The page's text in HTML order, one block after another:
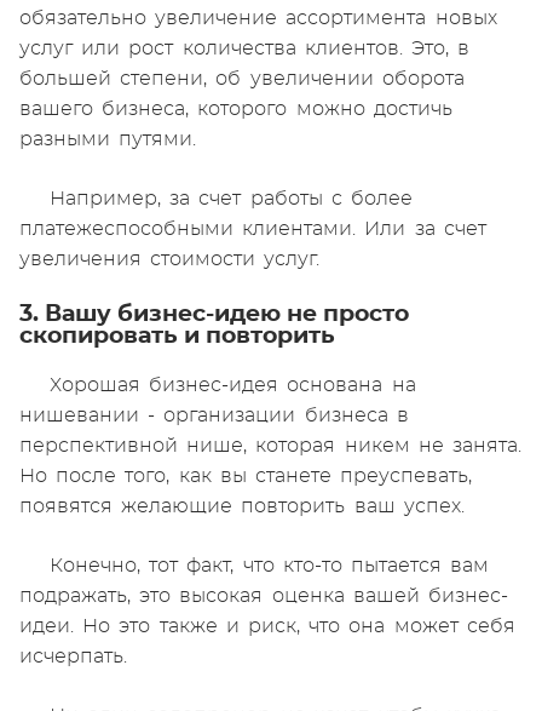
обязательно увеличение ассортимента новых
услуг или рост количества клиентов. Это, в
большей степени, об увеличении оборота
вашего бизнеса, которого можно достичь
разными путями.
Например, за счет работы с более
платежеспособными клиентами. Или за счет
увеличения стоимости услуг.
3. Вашу бизнес-идею не просто
скопировать и повторить
Хорошая бизнес-идея основана на
нишевании - организации бизнеса в
перспективной нише, которая никем не занята.
Но после того, как вы станете преуспевать,
появятся желающие повторить ваш успех.
Конечно, тот факт, что кто-то пытается вам
подражать, это высокая оценка вашей бизнес-
идеи. Но это также и риск, что она может себя
исчерпать.